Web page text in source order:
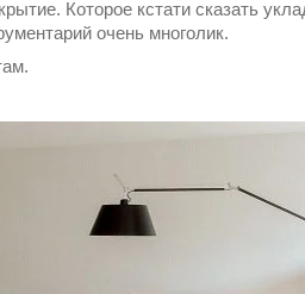
Которое кстати сказать
очень многолик.